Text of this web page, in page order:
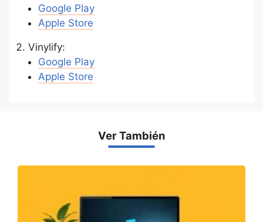
Google Play
Apple Store
Vinylify:
Google Play
Apple Store
Ver También